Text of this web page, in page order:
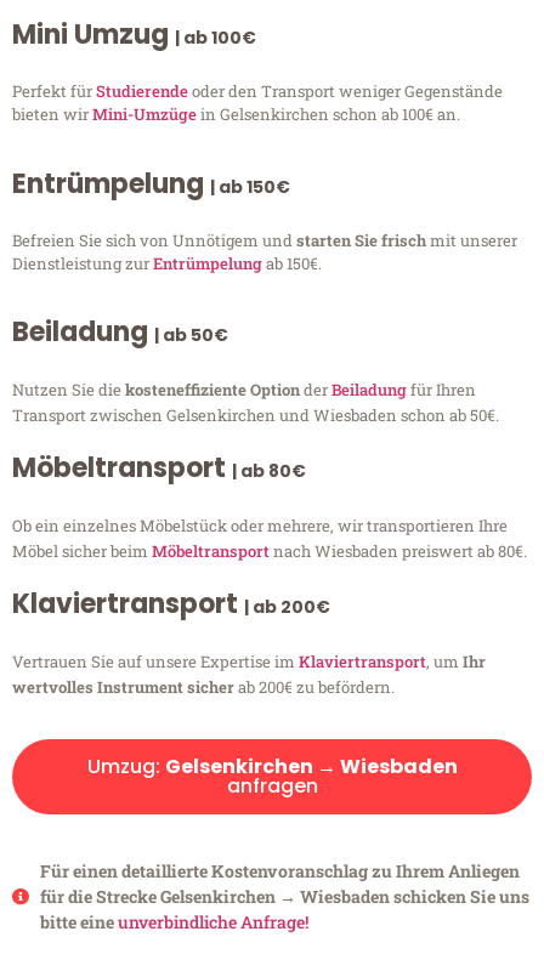
Mini Umzug | ab 100€
Perfekt fürStudierendeoder den Transport weniger Gegenstände
bieten wirMini-Umzügein Gelsenkirchen schon ab 100€ an.
Entrümpelung | ab 150€
Befreien Sie sich von Unnötigem undstarten Sie frischmit unserer
Dienstleistung zurEntrümpelungab 150€.
Beiladung | ab 50€
Nutzen Sie diekosteneffiziente OptionderBeiladungfür Ihren
Transport zwischen Gelsenkirchen und Wiesbaden schon ab 50€.
Möbeltransport | ab 80€
Ob ein einzelnes Möbelstück oder mehrere, wir transportieren Ihre
Möbel sicher beim Möbeltransportnach Wiesbaden preiswert ab 80€.
Klaviertransport | ab 200€
Vertrauen Sie auf unsere Expertise im Klaviertransport, um Ihr
wertvolles Instrument sicherab 200€ zu befördern.
Umzug: Gelsenkirchen → Wiesbaden
anfragen
Für einen detaillierte Kostenvoranschlag zu Ihrem Anliegen
für die Strecke Gelsenkirchen → Wiesbaden schicken Sie uns
bitte eineunverbindliche Anfrage!